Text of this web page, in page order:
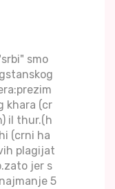
smo
khara (cr
il thur.(h
(crni ha
plagijat
jer s
5